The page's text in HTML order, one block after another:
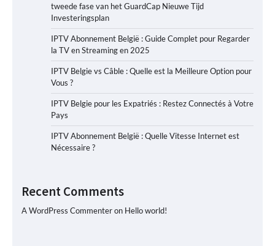
tweede fase van het GuardCap Nieuwe Tijd
Investeringsplan
IPTV Abonnement België : Guide Complet pour Regarder
la TV en Streaming en 2025
IPTV Belgie vs Câble : Quelle est la Meilleure Option pour
Vous ?
IPTV Belgie pour les Expatriés : Restez Connectés à Votre
Pays
IPTV Abonnement België : Quelle Vitesse Internet est
Nécessaire ?
Recent Comments
A WordPress Commenteron Hello world!